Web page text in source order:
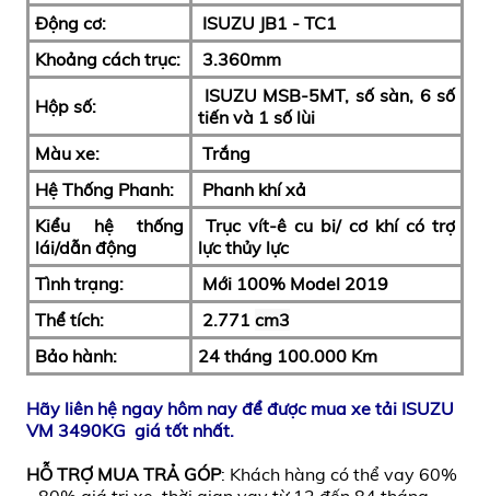
Động cơ:
ISUZU JB1 - TC1
Khoảng cách trục:
3.360mm
Hộp số:
ISUZU MSB-5MT, số sàn, 6 số
tiến và 1 số lùi
Màu xe:
Trắng
Hệ Thống Phanh:
Phanh khí xả
Kiểu hệ thống
lái/dẫn động
Trục vít-ê cu bi/ cơ khí có trợ
lực thủy lực
Tình trạng:
Mới 100% Model 2019
Thể tích:
2.771 cm3
Bảo hành:
24 tháng 100.000 Km
Hãy liên hệ ngay hôm nay để được mua xe tải ISUZU
VM 3490KG giá tốt nhất.
HỖ TRỢ MUA TRẢ GÓP: Khách hàng có thể vay 60%